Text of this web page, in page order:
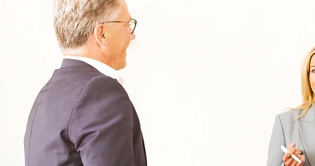
Für Patienten
Für Zuweiser
Für Angehörige
Über Oberberg
Kliniken für Kinder & Jugendlichen
Krankheitsbilder & Therapien
Behandlungsfelder